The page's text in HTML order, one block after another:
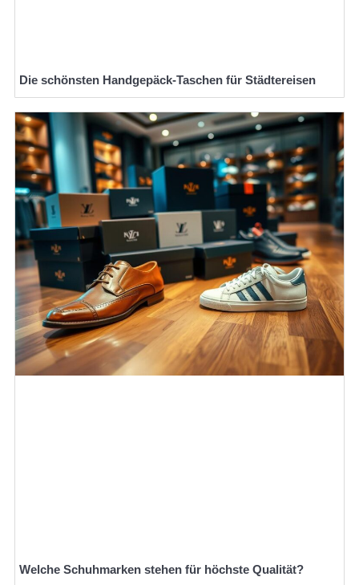
Die schönsten Handgepäck-Taschen für Städtereisen
Welche Schuhmarken stehen für höchste Qualität?